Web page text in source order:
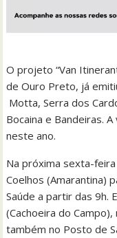
O projeto “Van
de Ouro Preto, já
Motta, Serra dos
Bocaina e Bandeiras.
neste ano.
Na próxima sexta-
Coelhos (Amarantina)
Saúde a partir das 9h.
(Cachoeira do
também no Posto de